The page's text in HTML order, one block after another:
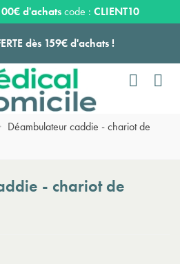
d'aide à la mobilité >
Déambulateur caddie - chariot de
- chariot de
d'achatscode : CLIENT10
dès 159€ d'achats !
FRAIS à partir de 100
24 à 48 heures ouvrées*
à 48 heures ouvrées*

